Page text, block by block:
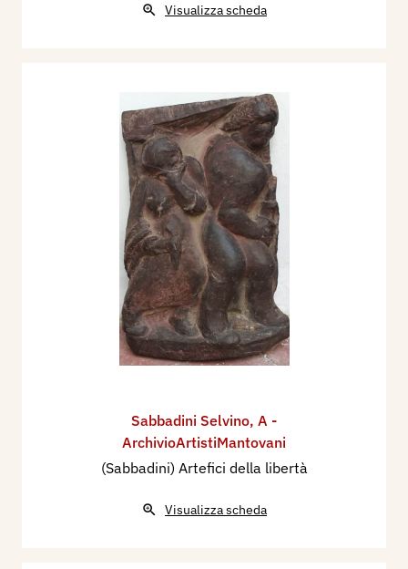
Visualizza scheda
Sabbadini Selvino, A -
ArchivioArtistiMantovani
(Sabbadini) Artefici della libertà
Visualizza scheda